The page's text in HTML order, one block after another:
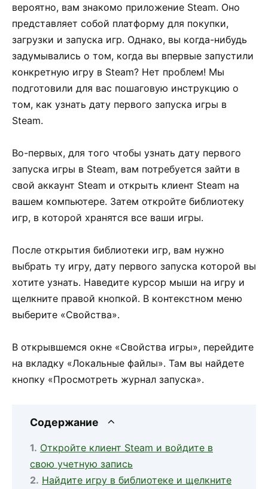
вероятно, вам знакомо приложение Steam. Оно
представляет собой платформу для покупки,
загрузки и запуска игр. Однако, вы когда-нибудь
задумывались о том, когда вы впервые запустили
конкретную игру в Steam? Нет проблем! Мы
подготовили для вас пошаговую инструкцию о
том, как узнать дату первого запуска игры в
Steam.
Во-первых, для того чтобы узнать дату первого
запуска игры в Steam, вам потребуется зайти в
свой аккаунт Steam и открыть клиент Steam на
вашем компьютере. Затем откройте библиотеку
игр, в которой хранятся все ваши игры.
После открытия библиотеки игр, вам нужно
выбрать ту игру, дату первого запуска которой вы
хотите узнать. Наведите курсор мыши на игру и
щелкните правой кнопкой. В контекстном меню
выберите «Свойства».
В открывшемся окне «Свойства игры», перейдите
на вкладку «Локальные файлы». Там вы найдете
кнопку «Просмотреть журнал запуска».
Содержание
Откройте клиент Steam и войдите в
свою учетную запись
Найдите игру в библиотеке и щелкните